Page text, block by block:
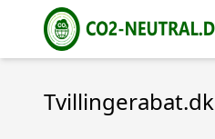
Tvillingerabat.dk